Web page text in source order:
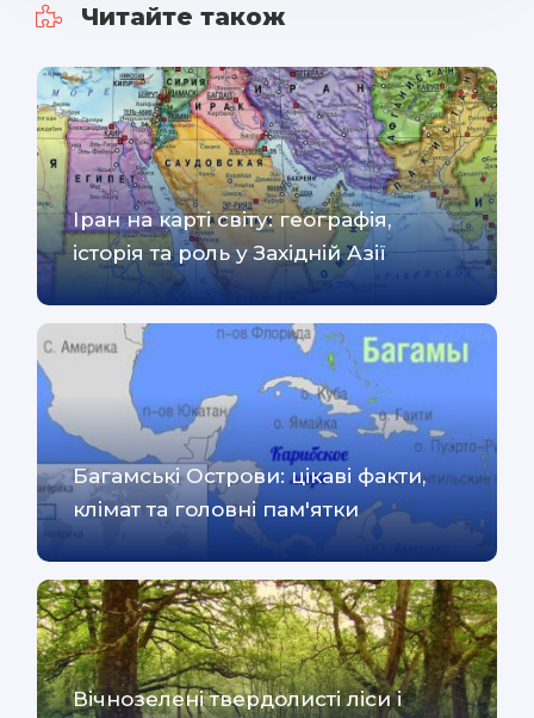
Читайте також
Іран на карті світу: географія,
історія та роль у Західній Азії
Багамські Острови: цікаві факти,
клімат та головні пам'ятки
Вічнозелені твердолисті ліси і